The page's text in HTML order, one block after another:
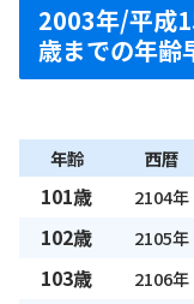
2003年/平成
歳までの年齢
年齢 西暦
101歳 2104年
102歳 2105年
103歳 2106年